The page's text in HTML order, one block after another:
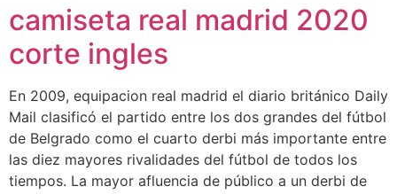
camiseta real madrid 2020
corte ingles
En 2009, equipacion real madrid el diario británico Daily
Mail clasificó el partido entre los dos grandes del fútbol
de Belgrado como el cuarto derbi más importante entre
las diez mayores rivalidades del fútbol de todos los
tiempos. La mayor afluencia de público a un derbi de